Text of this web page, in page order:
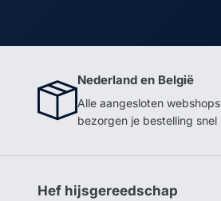
Nederland en België
Alle aangesloten webshops
bezorgen je bestelling snel
Hef hijsgereedschap